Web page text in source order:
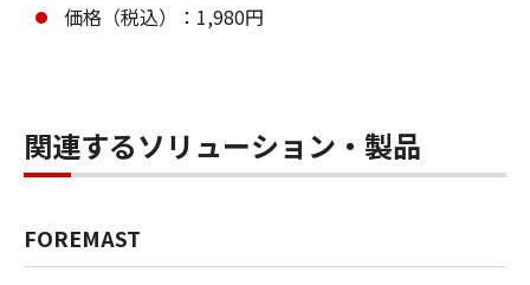
価格（税込）：1,980円
関連するソリューション・製品
FOREMAST